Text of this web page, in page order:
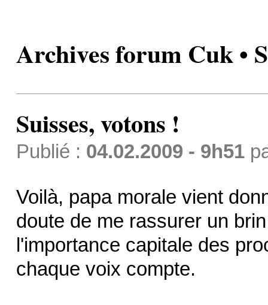
Archives forum Cuk •
Suisses, votons !
Publié : 04.02.2009 - 9h51
Voilà, papa morale vient
doute de me rassurer un
l'importance capitale des
chaque voix compte.